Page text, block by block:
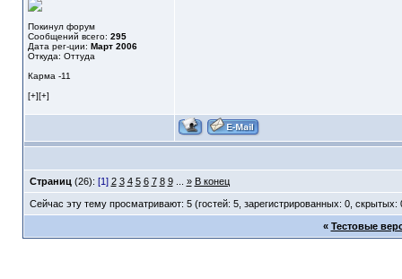
Покинул форум
Сообщений всего: 295
Дата рег-ции: Март 2006
Откуда: Оттуда
Карма -11
[+][+]
Страниц (26): [1] 2 3 4 5 6 7 8 9... » В конец
Сейчас эту тему просматривают: 5 (гостей: 5, зарегистрированных: 0, скрытых:
« Тестовые